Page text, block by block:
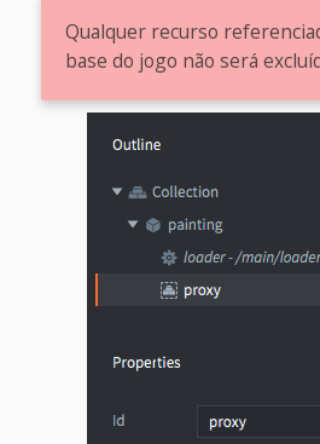
Qualquer recurso
base do jogo não será